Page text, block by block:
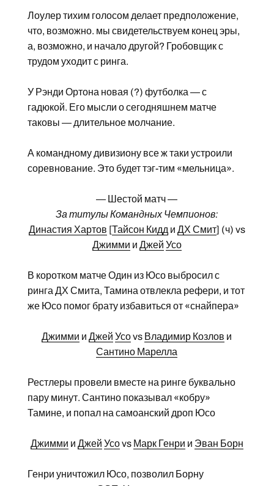
Лоулер тихим голосом делает предположение,
что, возможно. мы свидетельствуем конец эры,
а, возможно, и начало другой? Гробовщик с
трудом уходит с ринга.
У Рэнди Ортона новая (?) футболка — с
гадюкой. Его мысли о сегодняшнем матче
таковы — длительное молчание.
А командному дивизиону все ж таки устроили
соревнование. Это будет тэг-тим «мельница».
— Шестой матч —
За титулы Командных Чемпионов:
Династия Хартов [Тайсон Кидд и ДХ Смит] (ч) vs
Джимми и Джей Усо
В коротком матче Один из Юсо выбросил с
ринга ДХ Смита, Тамина отвлекла рефери, и тот
же Юсо помог брату избавиться от «снайпера»
Джимми иДжей Усоvs Владимир Козлов и
Сантино Марелла
Рестлеры провели вместе на ринге буквально
пару минут. Сантино показывал «кобру»
Тамине, и попал на самоанский дроп Юсо
Джимми и Джей Усоvs Марк Генри и Эван Борн
Генри уничтожил Юсо, позволил Борну